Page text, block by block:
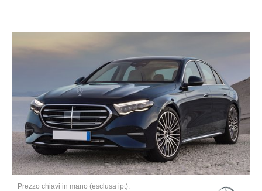
Prezzo chiavi in mano (esclusa ipt):